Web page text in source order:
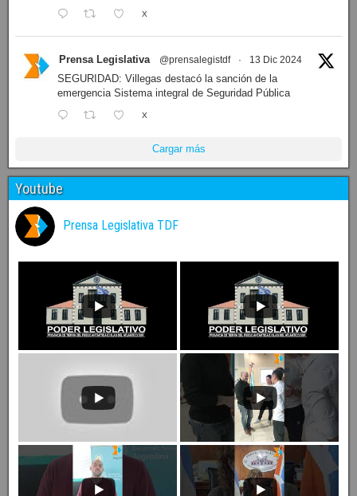
X
Prensa Legislativa @prensalegistdf · 13 Dic 2024
SEGURIDAD: Villegas destacó la sanción de la
emergencia Sistema integral de Seguridad Pública
X
Cargar más
Youtube
Prensa Legislativa TDF